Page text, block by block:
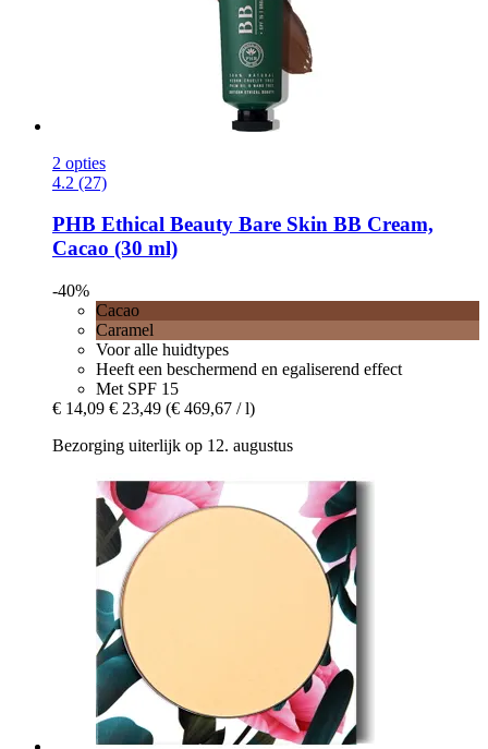
2 opties
4.2 (27)
PHB Ethical Beauty Bare Skin BB Cream,
Cacao (30 ml)
-40%
Cacao
Caramel
Voor alle huidtypes
Heeft een beschermend en egaliserend effect
Met SPF 15
€ 14,09 € 23,49 (€ 469,67 / l)
Bezorging uiterlijk op 12. augustus